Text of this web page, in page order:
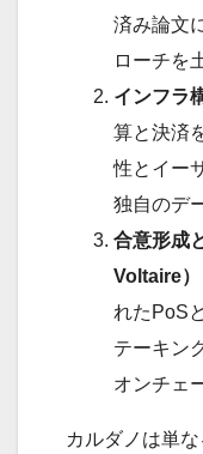
済み論文
ローチを
インフラ
算と決済
性とイー
独自のデ
合意形成
Voltaire）
れたPoS
テーキン
オンチェ
カルダノは単